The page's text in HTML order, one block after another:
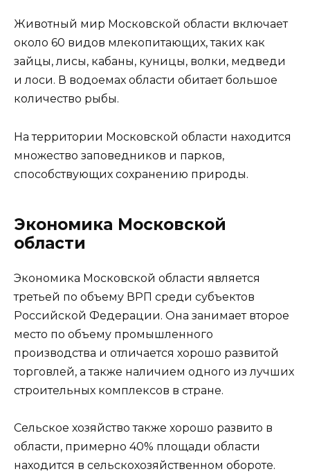
Животный мир Московской области включает
около 60 видов млекопитающих, таких как
зайцы, лисы, кабаны, куницы, волки, медведи
и лоси. В водоемах области обитает большое
количество рыбы.
На территории Московской области находится
множество заповедников и парков,
способствующих сохранению природы.
Экономика Московской
области
Экономика Московской области является
третьей по объему ВРП среди субъектов
Российской Федерации. Она занимает второе
место по объему промышленного
производства и отличается хорошо развитой
торговлей, а также наличием одного из лучших
строительных комплексов в стране.
Сельское хозяйство также хорошо развито в
области, примерно 40% площади области
находится в сельскохозяйственном обороте.